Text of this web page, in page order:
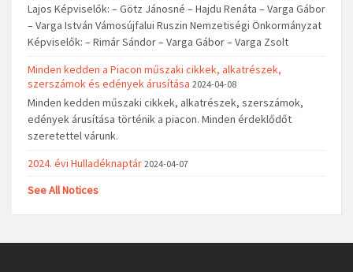
Lajos Képviselők: – Götz Jánosné – Hajdu Renáta – Varga Gábor
– Varga István Vámosújfalui Ruszin Nemzetiségi Önkormányzat
Képviselők: – Rimár Sándor – Varga Gábor – Varga Zsolt
Minden kedden a Piacon műszaki cikkek, alkatrészek,
szerszámok és edények árusítása 2024-04-08
Minden kedden műszaki cikkek, alkatrészek, szerszámok,
edények árusítása történik a piacon. Minden érdeklődőt
szeretettel várunk.
2024. évi Hulladéknaptár 2024-04-07
See All Notices